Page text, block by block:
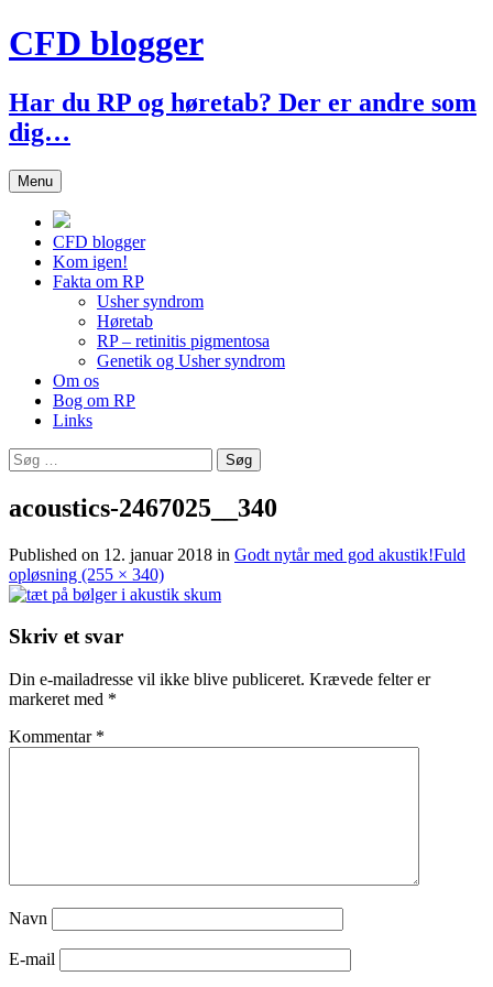
Hop
til
CFD blogger
Har du RP og høretab? Der er andre som
dig…
Menu
CFD blogger
Kom igen!
Fakta om RP
Usher syndrom
Høretab
RP – retinitis pigmentosa
Genetik og Usher syndrom
Om os
Bog om RP
Links
Søg
efter:
acoustics-2467025__340
Published on 12. januar 2018 in Godt nytår med god akustik!Fuld
opløsning (255 × 340)
Skriv et svar
Din e-mailadresse vil ikke blive publiceret. Krævede felter er
markeret med *
Kommentar *
Navn
E-mail